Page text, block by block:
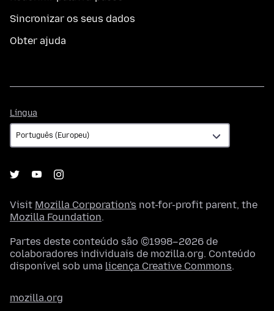
Sincronizar os seus dados
Obter ajuda
Língua
Visit Mozilla Corporation's not-for-profit parent, the
Mozilla Foundation.
Partes deste conteúdo são ©1998–2026 de
colaboradores individuais de mozilla.org. Conteúdo
disponível sob uma licença Creative Commons.
mozilla.org